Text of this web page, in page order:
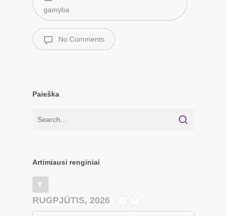
gamyba
No Comments
Paieška
Artimiausi renginiai
RUGPJŪTIS, 2026